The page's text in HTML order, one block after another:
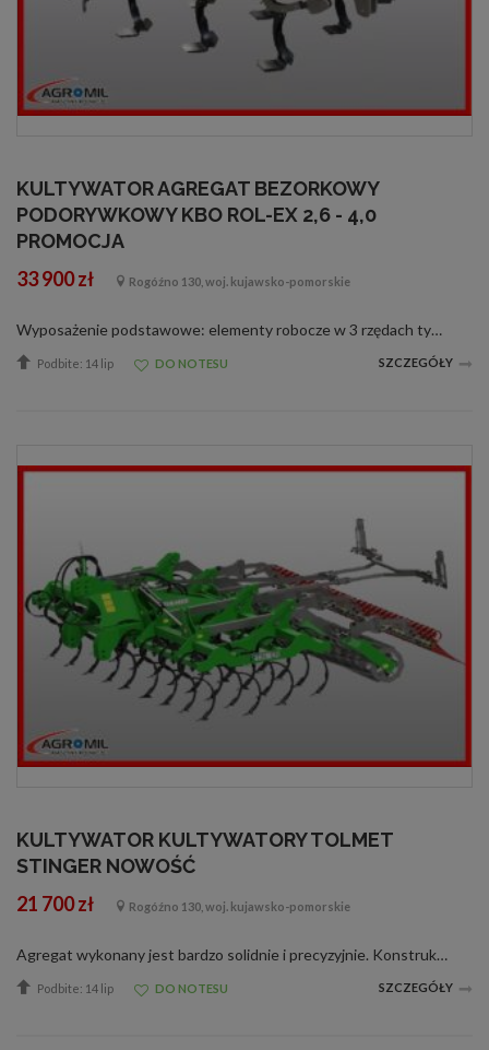
KULTYWATOR AGREGAT BEZORKOWY
PODORYWKOWY KBO ROL-EX 2,6 - 4,0
PROMOCJA
33 900 zł Rogóźno 130, woj. kujawsko-pomorskie
Wyposażenie podstawowe: elementy robocze w 3 rzędach typu Horsch lub Delta Flex rząd talerzy zagarniających śr.510 mm z piastą bezobsługową wał rurowy lub strunowy śr.500mm do wyboru łożyska bezobsługowe hydrauliczna regulacja głębokośc...
Podbite: 14 lip DO NOTESU SZCZEGÓŁY
KULTYWATOR KULTYWATORY TOLMET
STINGER NOWOŚĆ
21 700 zł Rogóźno 130, woj. kujawsko-pomorskie
Agregat wykonany jest bardzo solidnie i precyzyjnie. Konstrukcja ramy jest śrutowana i malowana farbą dwuskładnikową poliuretanową w komorze lakierniczej. Pozostałe elementy są metalizowane cynkiem metodą napylania. Wyposażenie standardowe: s...
Podbite: 14 lip DO NOTESU SZCZEGÓŁY